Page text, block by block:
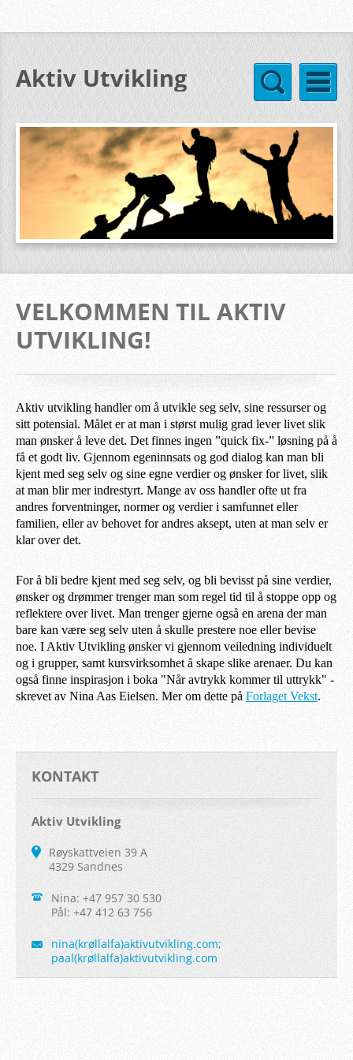
Aktiv Utvikling
VELKOMMEN TIL AKTIV
UTVIKLING!
Aktiv utvikling handler om å utvikle seg selv, sine ressurser og
sitt potensial. Målet er at man i størst mulig grad lever livet slik
man ønsker å leve det. Det finnes ingen ”quick fix-” løsning på å
få et godt liv. Gjennom egeninnsats og god dialog kan man bli
kjent med seg selv og sine egne verdier og ønsker for livet, slik
at man blir mer indrestyrt. Mange av oss handler ofte ut fra
andres forventninger, normer og verdier i samfunnet eller
familien, eller av behovet for andres aksept, uten at man selv er
klar over det.
For å bli bedre kjent med seg selv, og bli bevisst på sine verdier,
ønsker og drømmer trenger man som regel tid til å stoppe opp og
reflektere over livet. Man trenger gjerne også en arena der man
bare kan være seg selv uten å skulle prestere noe eller bevise
noe. I Aktiv Utvikling ønsker vi gjennom veiledning individuelt
og i grupper, samt kursvirksomhet å skape slike arenaer. Du kan
også finne inspirasjon i boka "Når avtrykk kommer til uttrykk" -
skrevet av Nina Aas Eielsen. Mer om dette på Forlaget Vekst.
KONTAKT
Aktiv Utvikling
Røyskattveien 39 A
4329 Sandnes
Nina: +47 957 30 530
Pål: +47 412 63 756
nina(krøllalfa)aktivutvikling.com;
paal(krøllalfa)aktivutvikling.com